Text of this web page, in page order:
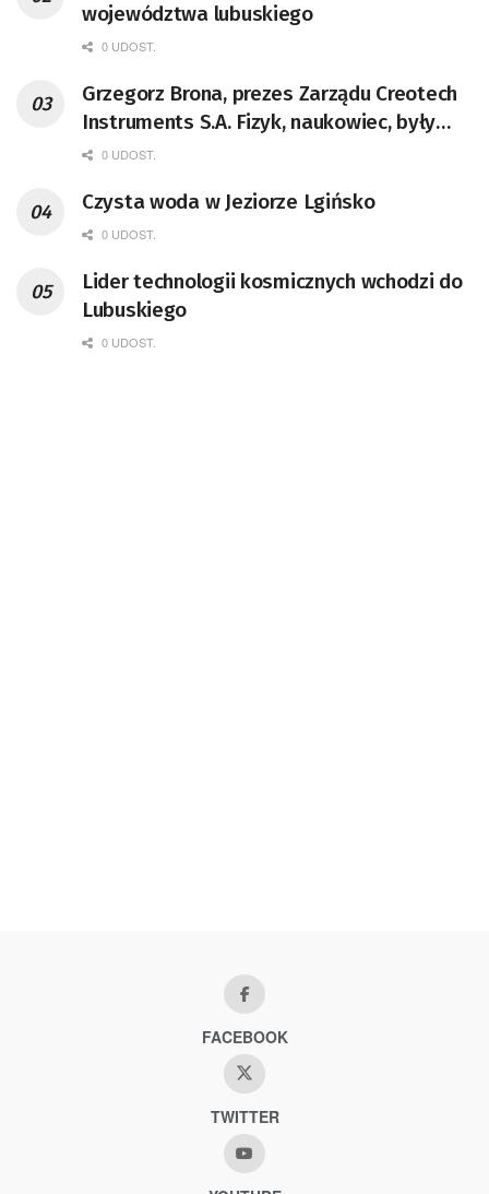
województwa lubuskiego
0 UDOST.
Grzegorz Brona, prezes Zarządu Creotech
Instruments S.A. Fizyk, naukowiec, były
pracownik CERN w Genewie,
doktor habilitowany nauk fizycznych,
koordynator Rady Sektorowej ds.
Kosmicznego oraz członek Komitetu
Badań Kosmicznych i Satelitarnych PAN.
0 UDOST.
Czysta woda w Jeziorze Lgińsko
0 UDOST.
Lider technologii kosmicznych wchodzi do
Lubuskiego
0 UDOST.
FACEBOOK
TWITTER